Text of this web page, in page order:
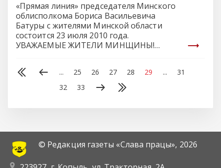
«Прямая линия» председателя Минского
облисполкома Бориса Васильевича
Батуры с жителями Минской области
состоится 23 июля 2010 года.
УВАЖАЕМЫЕ ЖИТЕЛИ МИНЩИНЫ!…
... 25 26 27 28 29 ...
31
32
33
© Редакция газеты «Слава працы», 2026